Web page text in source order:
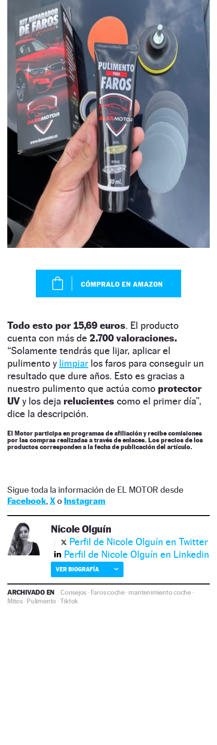
Todo esto por 15,69 euros. El producto
cuenta con más de 2.700 valoraciones.
“Solamente tendrás que lijar, aplicar el
pulimento y limpiar los faros para conseguir un
resultado que dure años. Esto es gracias a
nuestro pulimento que actúa como protector
UV y los deja relucientes como el primer día”,
dice la descripción.
El Motor participa en programas de afiliación y recibe comisiones
por las compras realizadas a través de enlaces. Los precios de los
productos corresponden a la fecha de publicación del artículo.
Sigue toda la información de EL MOTOR desde
Facebook, Xo Instagram
Nicole Olguín
Perfil de Nicole Olguín en Twitter
Perfil de Nicole Olguín en Linkedin
VER BIOGRAFÍA
ARCHIVADO EN Consejos · Faros coche·mantenimiento coche·
Mitos·Pulimento ·Tiktok